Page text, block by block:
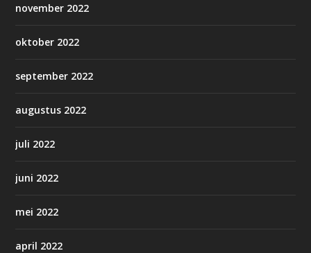
november 2022
oktober 2022
september 2022
augustus 2022
juli 2022
juni 2022
mei 2022
april 2022